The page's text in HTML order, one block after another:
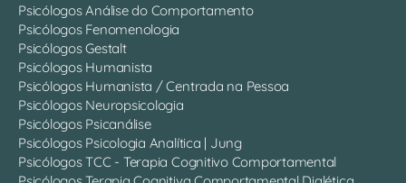
Psicólogos Análise do Comportamento
Psicólogos Fenomenologia
Psicólogos Gestalt
Psicólogos Humanista
Psicólogos Humanista / Centrada na Pessoa
Psicólogos Neuropsicologia
Psicólogos Psicanálise
Psicólogos Psicologia Analítica | Jung
Psicólogos TCC - Terapia Cognitivo Comportamental